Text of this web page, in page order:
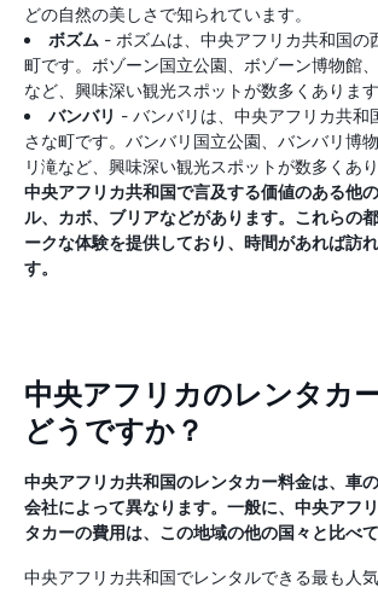
どの自然の美しさで知られています。
ボズム - ボズムは、中央アフリカ共和国の
町です。ボゾーン国立公園、ボゾーン博物館
など、興味深い観光スポットが数多くあります
バンバリ - バンバリは、中央アフリカ共和
さな町です。バンバリ国立公園、バンバリ博
リ滝など、興味深い観光スポットが数多くあり
中央アフリカ共和国で言及する価値のある他
ル、カボ、ブリアなどがあります。これらの
ークな体験を提供しており、時間があれば訪
す。
中央アフリカのレンタカ
どうですか？
中央アフリカ共和国のレンタカー料金は、車
会社によって異なります。一般に、中央アフ
タカーの費用は、この地域の他の国々と比べて
中央アフリカ共和国でレンタルできる最も人